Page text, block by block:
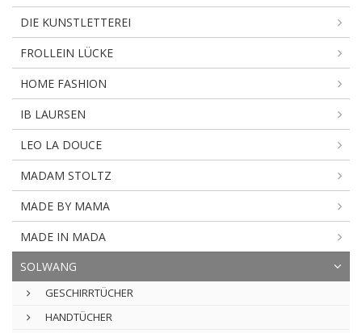
DIE KUNSTLETTEREI
FROLLEIN LÜCKE
HOME FASHION
IB LAURSEN
LEO LA DOUCE
MADAM STOLTZ
MADE BY MAMA
MADE IN MADA
SOLWANG
GESCHIRRTÜCHER
HANDTÜCHER